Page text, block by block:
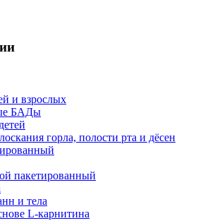
и взрослых
БАДы
горла, полости рта и дёсен
пакетированный
и тела
L-карнитина